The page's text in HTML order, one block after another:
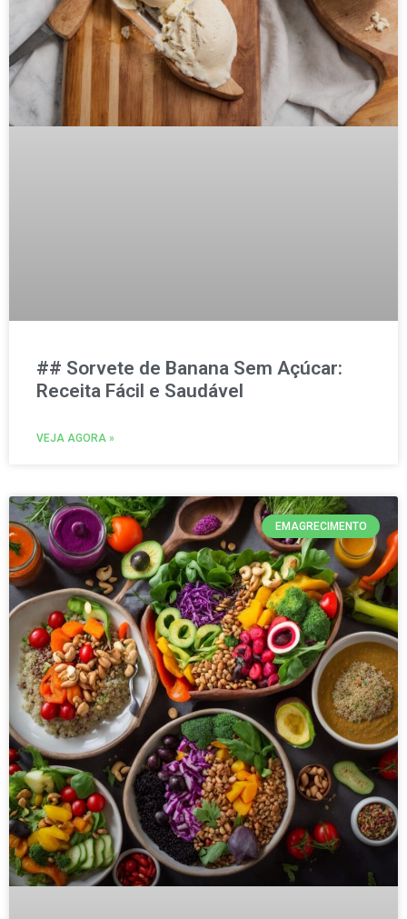
## Sorvete de Banana Sem Açúcar:
Receita Fácil e Saudável
VEJA AGORA »
EMAGRECIMENTO